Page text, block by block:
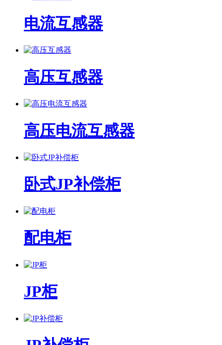
电流互感器
高压互感器
高压电流互感器
卧式JP补偿柜
配电柜
JP柜